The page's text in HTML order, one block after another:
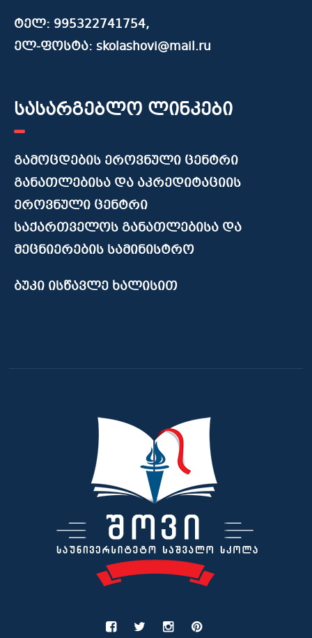
ტელ: 995322741754,
ელ-ფოსტა: skolashovi@mail.ru
სასარგებლო ლინკები
გამოცდების ეროვნული ცენტრი
განათლებისა და აკრედიტაციის
ეროვნული ცენტრი
საქართველოს განათლებისა და
მეცნიერების სამინისტრო
ბუკი ისწავლე ხალისით